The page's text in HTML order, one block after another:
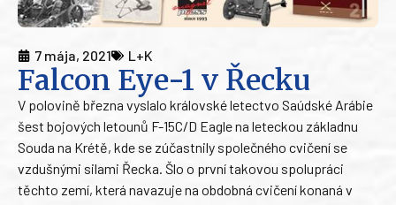
7 mája, 2021 L+K
Falcon Eye-1 v Řecku
V polovině března vyslalo královské letectvo Saúdské Arábie
šest bojových letounů F-15C/D Eagle na leteckou základnu
Souda na Krétě, kde se zúčastnily společného cvičení se
vzdušnými silami Řecka. Šlo o první takovou spolupráci
těchto zemí, která navazuje na obdobná cvičení konaná v